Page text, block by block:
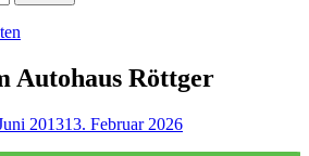
Autohaus Röttger
201313. Februar 2026